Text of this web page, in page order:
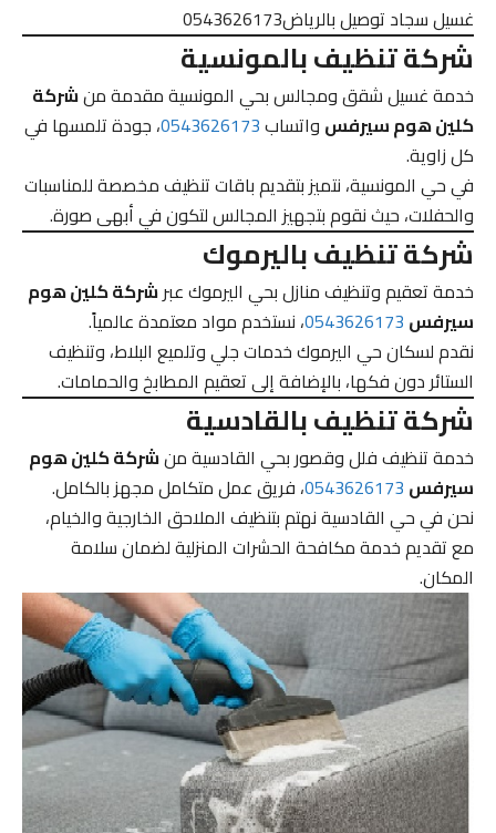
غسيل سجاد توصيل بالرياض0543626173
شركة تنظيف بالمونسية
خدمة غسيل شقق ومجالس بحي المونسية مقدمة منشركة
كلين هوم سيرفسواتساب0543626173، جودة تلمسها في
كل زاوية.
في حي المونسية، نتميز بتقديم باقات تنظيف مخصصة للمناسبات
والحفلات، حيث نقوم بتجهيز المجالس لتكون في أبهى صورة.
شركة تنظيف باليرموك
خدمة تعقيم وتنظيف منازل بحي اليرموك عبرشركة كلين هوم
سيرفس0543626173، نستخدم مواد معتمدة عالمياً.
نقدم لسكان حي اليرموك خدمات جلي وتلميع البلاط، وتنظيف
الستائر دون فكها، بالإضافة إلى تعقيم المطابخ والحمامات.
شركة تنظيف بالقادسية
خدمة تنظيف فلل وقصور بحي القادسية منشركة كلين هوم
سيرفس0543626173، فريق عمل متكامل مجهز بالكامل.
نحن في حي القادسية نهتم بتنظيف الملاحق الخارجية والخيام،
مع تقديم خدمة مكافحة الحشرات المنزلية لضمان سلامة
المكان.